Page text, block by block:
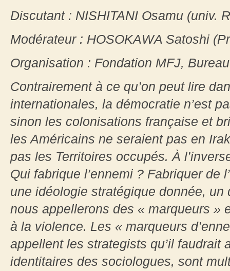
Discutant : NISHITANI Osamu (univ.
Modérateur : HOSOKAWA Satoshi
Organisation : Fondation MFJ,
Contrairement à ce qu’on peut lire
internationales, la démocratie n’est
sinon les colonisations française et
les Américains ne seraient pas en
pas les Territoires occupés. À
Qui fabrique l’ennemi ? Fabriquer de
une idéologie stratégique donnée,
nous appellerons des « marqueurs »
à la violence. Les « marqueurs
appellent les strategists qu’il faudrait
identitaires des sociologues, sont